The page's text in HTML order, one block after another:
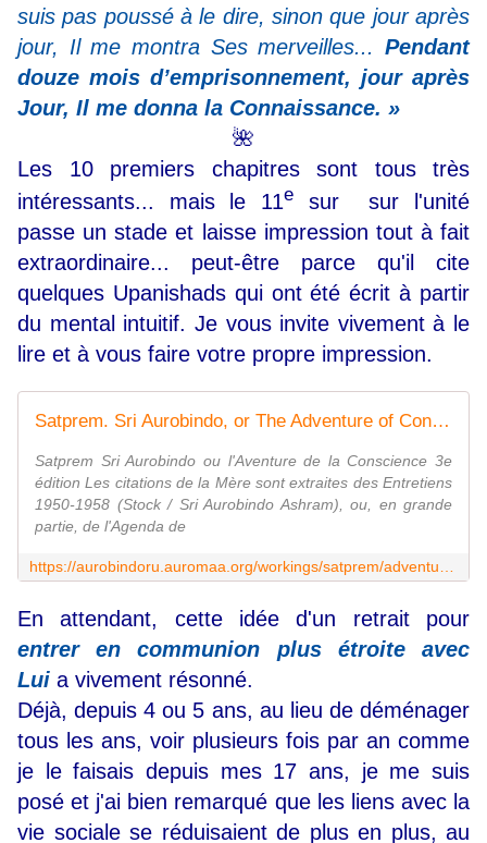
suis pas poussé à le dire, sinon que jour après
jour, Il me montra Ses merveilles... Pendant
douze mois d’emprisonnement, jour après
Jour, Il me donna la Connaissance. »
🌺
Les 10 premiers chapitres sont tous très
intéressants... mais le 11e sur
sur l'unité
passe un stade et laisse impression tout à fait
extraordinaire... peut-être parce qu'il cite
quelques Upanishads qui ont été écrit à partir
du mental intuitif. Je vous invite vivement à le
lire et à vous faire votre propre impression.
Satprem. Sri Aurobindo, or The Adventure of Consciousness
Satprem Sri Aurobindo ou l'Aventure de la Conscience 3e
édition Les citations de la Mère sont extraites des Entretiens
1950-1958 (Stock / Sri Aurobindo Ashram), ou, en grande
partie, de l'Agenda de
En attendant, cette idée d'un retrait pour
entrer en communion plus étroite avec
Lui a vivement résonné.
Déjà, depuis 4 ou 5 ans, au lieu de déménager
tous les ans, voir plusieurs fois par an comme
je le faisais depuis mes 17 ans, je me suis
posé et j'ai bien remarqué que les liens avec la
vie sociale se réduisaient de plus en plus, au